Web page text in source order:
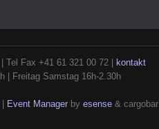
Tel Fax +41 61 321 00 72 |
kontakt
| Freitag Samstag 16h-2.30h
Event Managerby esense& cargobar